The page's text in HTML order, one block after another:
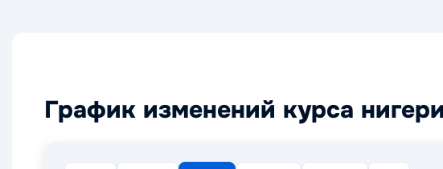
График изменений курса